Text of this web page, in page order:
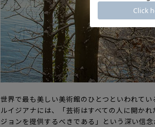
世界で最も美しい美術館のひとつといわれて
ルイジアナには、「芸術はすべての人に開か
ジョンを提供するべきである」という深い信念